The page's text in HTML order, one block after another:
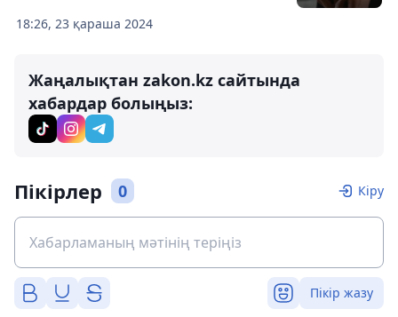
18:26, 23 қараша 2024
Жаңалықтан zakon.kz сайтында
хабардар болыңыз:
Пікірлер 0 Кіру
Пікір жазу